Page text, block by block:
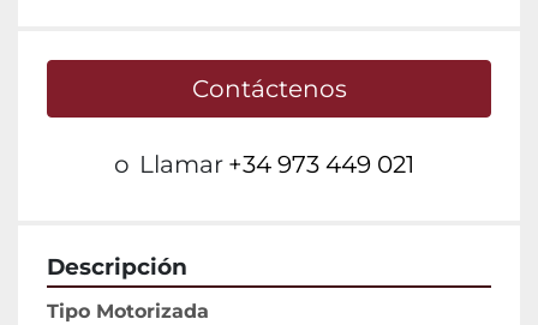
Contáctenos
o Llamar +34 973 449 021
Descripción
Tipo Motorizada